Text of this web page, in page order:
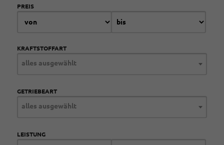
PREIS
KRAFTSTOFFART
alles ausgewählt
GETRIEBEART
alles ausgewählt
LEISTUNG